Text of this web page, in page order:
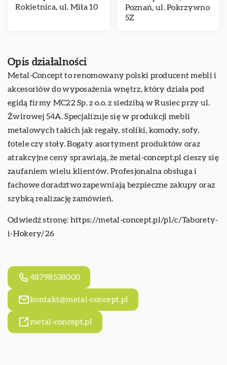
Rokietnica, ul. Miła 10
Poznań, ul. Pokrzywno
5Z
Opis działalności
Metal-Concept to renomowany polski producent mebli i
akcesoriów do wyposażenia wnętrz, który działa pod
egidą firmy MC22 Sp. z o.o. z siedzibą w Rusiec przy ul.
Żwirowej 54A. Specjalizuje się w produkcji mebli
metalowych takich jak regały, stoliki, komody, sofy,
fotele czy stoły. Bogaty asortyment produktów oraz
atrakcyjne ceny sprawiają, że metal-concept.pl cieszy się
zaufaniem wielu klientów. Profesjonalna obsługa i
fachowe doradztwo zapewniają bezpieczne zakupy oraz
szybką realizację zamówień.
Odwiedź stronę: https://metal-concept.pl/pl/c/Taborety-
i-Hokery/26
48798538000
kontakt@metal-concept.pl
metal-concept.pl